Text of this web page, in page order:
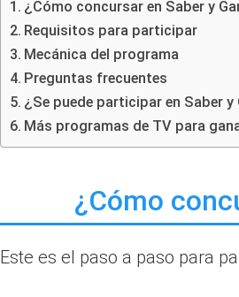
¿Cómo concursar en Saber y
Requisitos para participar
Mecánica del programa
Preguntas frecuentes
¿Se puede participar en Saber y
Más programas de TV para
¿Cómo
Este es el paso a paso para